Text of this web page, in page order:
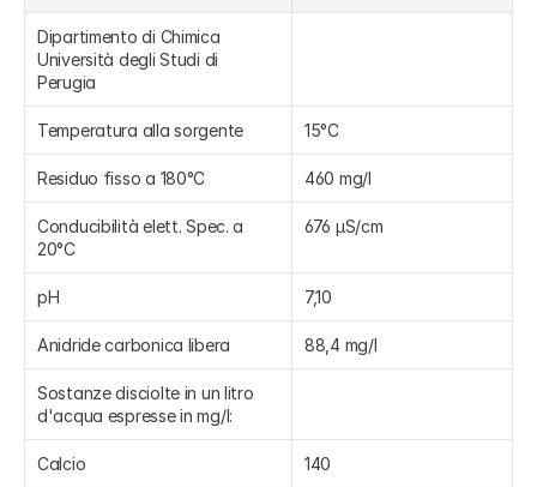
Dipartimento di Chimica
Università degli Studi di
Perugia
Temperatura alla sorgente 15°C
Residuo fisso a 180°C 460 mg/l
Conducibilità elett. Spec. a
20°C
676 µS/cm
pH 7,10
Anidride carbonica libera 88,4 mg/l
Sostanze disciolte in un litro
d'acqua espresse in mg/l:
Calcio 140